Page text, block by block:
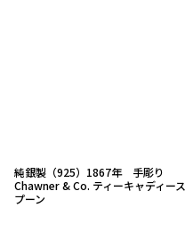
純銀製（925）1867年 手彫り
Chawner & Co. ティーキャディース
プーン